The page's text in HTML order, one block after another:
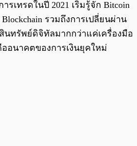
รเทรดในปี 2021 เริ่มรู้จัก Bitcoin
รวมถึงการเปลี่ยนผ่าน
นทรัพย์ดิจิทัลมากกว่าแค่เครื่องมือ
อนาคตของการเงินยุคใหม่